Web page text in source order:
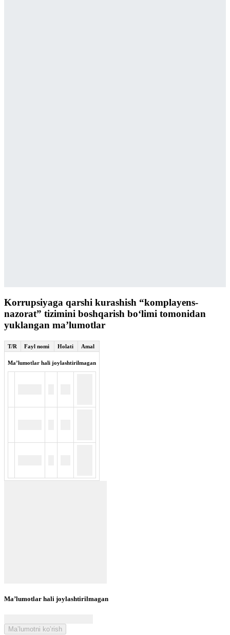
Korrupsiyaga qarshi kurashish “komplayens-
nazorat” tizimini boshqarish bo‘limi tomonidan
yuklangan maʼlumotlar
T/R Fayl nomi Holati Amal
Maʼlumotlar hali joylashtirilmagan
Maʼlumotlar hali joylashtirilmagan
Maʼlumotni koʼrish